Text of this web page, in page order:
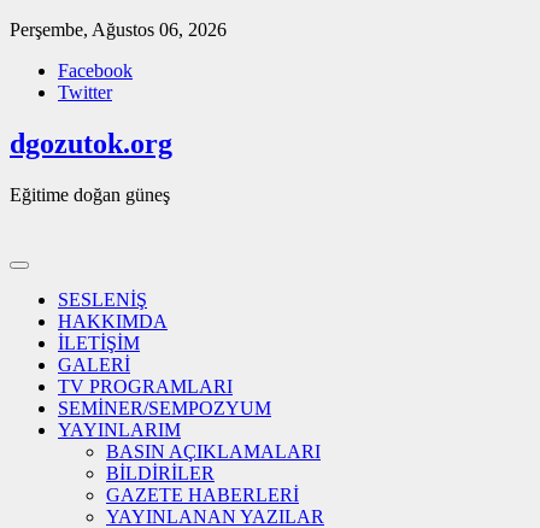
Skip
content
Perşembe, Ağustos 06, 2026
Facebook
Twitter
dgozutok.org
Eğitime doğan güneş
SESLENİŞ
HAKKIMDA
İLETİŞİM
GALERİ
TV PROGRAMLARI
SEMİNER/SEMPOZYUM
YAYINLARIM
BASIN AÇIKLAMALARI
BİLDİRİLER
GAZETE HABERLERİ
YAYINLANAN YAZILAR